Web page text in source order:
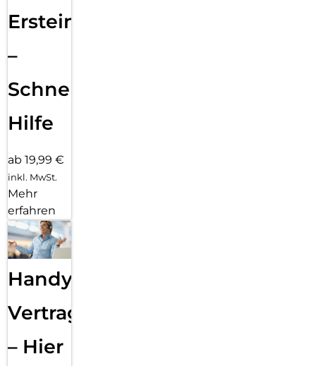
Ersteinrichtung
–
Schnelle
Hilfe
ab 19,99 €
inkl. MwSt.
Mehr
erfahren
Handy
Vertragsabwicklung
– Hier